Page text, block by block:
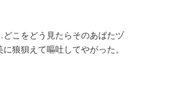
こをどう見たらそのあばたヅ
狼狽えて嘔吐してやがった。